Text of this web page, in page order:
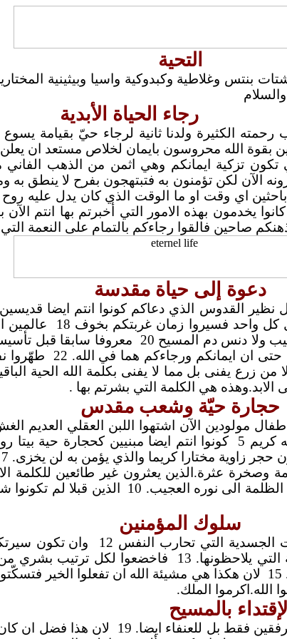
التحية
وغلاطية وكبدوكية واسيا وبيثينية
رجاء الحياة الأبدية
الكثيرة ولدنا ثانية لرجاء حيّ بقيامة
بقوة الله محروسون بايمان لخلاص مستعد ان يعلن
تكون تزكية ايمانكم وهي اثمن من الذهب الفاني
الآن لكن تؤمنون به فتبتهجون بفرح لا ينطق به
باحثين اي وقت او ما الوقت الذي كان يدل عليه
يخدمون بهذه الامور التي أخبرتم بها
صاحين فالقوا رجاءكم بالتمام على النعمة
دعوة إلى حياة مقدسة
نظير القدوس الذي دعاكم كونوا انتم ايضا
واحد فسيروا زمان غربتكم بخوف 18
عالمين
ولا دنس دم المسيح 20
معروفا سابقا قبل
ان ايمانكم ورجاءكم هما في الله. 22
طهّروا
من زرع يفنى بل مما لا يفنى بكلمة الله الحية الباقية
الابد.وهذه هي الكلمة التي بشرتم بها .
حجارة حيّة وشعب مقدس
مولودين الآن اشتهوا اللبن العقلي العديم
5
كونوا انتم ايضا مبنيين كحجارة حية بيتا
زاوية مختارا كريما والذي يؤمن به لن يخزى. 7
وصخرة عثرة.الذين يعثرون غير طائعين للكلمة
الى نوره العجيب. 10
الذين قبلا لم
سلوك المؤمنين
الجسدية التي تحارب النفس 12
وان تكون
يلاحظونها. 13
فاخضعوا لكل ترتيب بشري
لان هكذا هي مشيئة الله ان تفعلوا الخير فتسكّتوا
الله.اكرموا الملك.
الإقتداء بالمسيح
فقط بل للعنفاء ايضا. 19
لان هذا فضل ان